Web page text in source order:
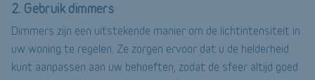
2. Gebruik dimmers
Dimmers zijn een uitstekende manier om de lichtintensiteit in
uw woning te regelen. Ze zorgen ervoor dat u de helderheid
kunt aanpassen aan uw behoeften, zodat de sfeer altijd goed